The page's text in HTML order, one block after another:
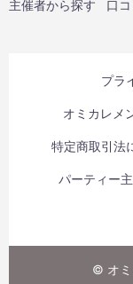
主催者から探す 口
プラ
オミカレメ
特定商取引法
パーティー
© オ